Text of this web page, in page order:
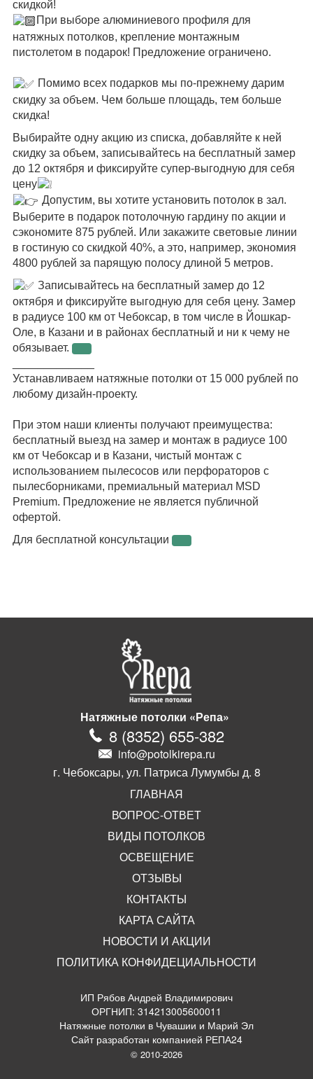
скидкой!
При выборе алюминиевого профиля для
натяжных потолков, крепление монтажным
пистолетом в подарок! Предложение ограничено.
Помимо всех подарков мы по-прежнему дарим
скидку за объем. Чем больше площадь, тем больше
скидка!
Выбирайте одну акцию из списка, добавляйте к ней
скидку за объем, записывайтесь на бесплатный замер
до 12 октября и фиксируйте супер-выгодную для себя
цену
Допустим, вы хотите установить потолок в зал.
Выберите в подарок потолочную гардину по акции и
сэкономите 875 рублей. Или закажите световые линии
в гостиную со скидкой 40%, а это, например, экономия
4800 рублей за парящую полосу длиной 5 метров.
Записывайтесь на бесплатный замер до 12
октября и фиксируйте выгодную для себя цену. Замер
в радиусе 100 км от Чебоксар, в том числе в Йошкар-
Оле, в Казани и в районах бесплатный и ни к чему не
обязывает.
Устанавливаем натяжные потолки от 15 000 рублей по
любому дизайн-проекту.
При этом наши клиенты получают преимущества:
бесплатный выезд на замер и монтаж в радиусе 100
км от Чебоксар и в Казани, чистый монтаж с
использованием пылесосов или перфораторов с
пылесборниками, премиальный материал MSD
Premium. Предложение не является публичной
офертой.
Для бесплатной консультации
Натяжные потолки «Репа»
8 (8352) 655-382
info@potolkirepa.ru
г. Чебоксары, ул. Патриса Лумумбы д. 8
ГЛАВНАЯ
ВОПРОС-ОТВЕТ
ВИДЫ ПОТОЛКОВ
ОСВЕЩЕНИЕ
ОТЗЫВЫ
КОНТАКТЫ
КАРТА САЙТА
НОВОСТИ И АКЦИИ
ПОЛИТИКА КОНФИДЕЦИАЛЬНОСТИ
ИП Рябов Андрей Владимирович
ОРГНИП: 314213005600011
Натяжные потолки в Чувашии и Марий Эл
Сайт разработан компанией РЕПА24
© 2010-2026